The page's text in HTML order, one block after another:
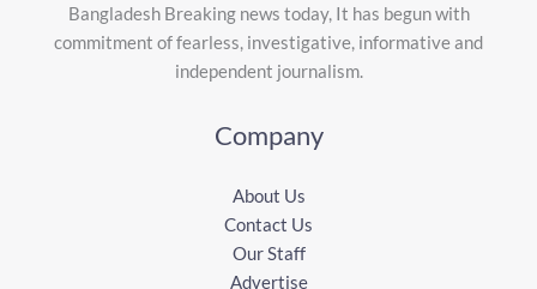
Bangladesh Breaking news today, It has begun with
commitment of fearless, investigative, informative and
independent journalism.
Company
About Us
Contact Us
Our Staff
Advertise